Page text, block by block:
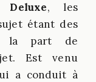
Deluxe, les
étant des
la part de
Est venu
a conduit à